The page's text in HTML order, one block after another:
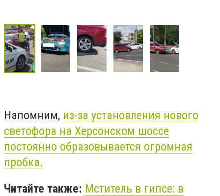
Напомним, из-за установления нового
светофора на Херсонском шоссе
постоянно образовывается огромная
пробка.
Читайте также: Мститель в гипсе: в